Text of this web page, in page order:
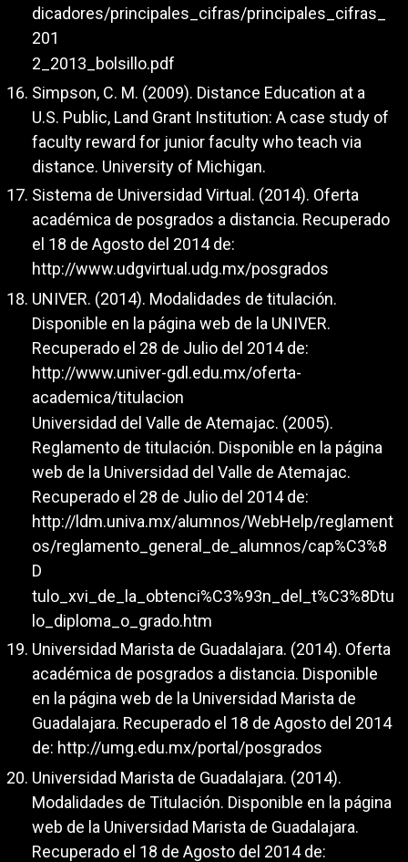
dicadores/principales_cifras/principales_cifras_
201
2_2013_bolsillo.pdf
Simpson, C. M. (2009). Distance Education at a
U.S. Public, Land Grant Institution: A case study of
faculty reward for junior faculty who teach via
distance. University of Michigan.
Sistema de Universidad Virtual. (2014). Oferta
académica de posgrados a distancia. Recuperado
el 18 de Agosto del 2014 de:
http://www.udgvirtual.udg.mx/posgrados
UNIVER. (2014). Modalidades de titulación.
Disponible en la página web de la UNIVER.
Recuperado el 28 de Julio del 2014 de:
http://www.univer-gdl.edu.mx/oferta-
academica/titulacion
Universidad del Valle de Atemajac. (2005).
Reglamento de titulación. Disponible en la página
web de la Universidad del Valle de Atemajac.
Recuperado el 28 de Julio del 2014 de:
http://ldm.univa.mx/alumnos/WebHelp/reglament
os/reglamento_general_de_alumnos/cap%C3%8
D
tulo_xvi_de_la_obtenci%C3%93n_del_t%C3%8Dtu
lo_diploma_o_grado.htm
Universidad Marista de Guadalajara. (2014). Oferta
académica de posgrados a distancia. Disponible
en la página web de la Universidad Marista de
Guadalajara. Recuperado el 18 de Agosto del 2014
de: http://umg.edu.mx/portal/posgrados
Universidad Marista de Guadalajara. (2014).
Modalidades de Titulación. Disponible en la página
web de la Universidad Marista de Guadalajara.
Recuperado el 18 de Agosto del 2014 de: